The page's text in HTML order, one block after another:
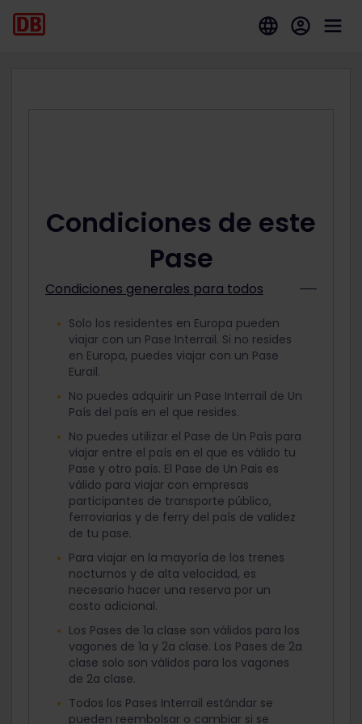
Condiciones de este
Pase
Condiciones generales para todos
Solo los residentes en Europa pueden
viajar con un Pase Interrail. Si no resides
en Europa, puedes viajar con un Pase
Eurail.
No puedes adquirir un Pase Interrail de Un
País del país en el que resides.
No puedes utilizar el Pase de Un País para
viajar entre el país en el que es válido tu
Pase y otro país. El Pase de Un Pais es
válido para viajar con empresas
participantes de transporte público,
ferroviarias y de ferry del país de validez
de tu pase.
Para viajar en la mayoría de los trenes
nocturnos y de alta velocidad, es
necesario hacer una reserva por un
costo adicional.
Los Pases de 1a clase son válidos para los
vagones de 1a y 2a clase. Los Pases de 2a
clase solo son válidos para los vagones
de 2a clase.
Todos los Pases Interrail estándar se
pueden reembolsar o cambiar si se